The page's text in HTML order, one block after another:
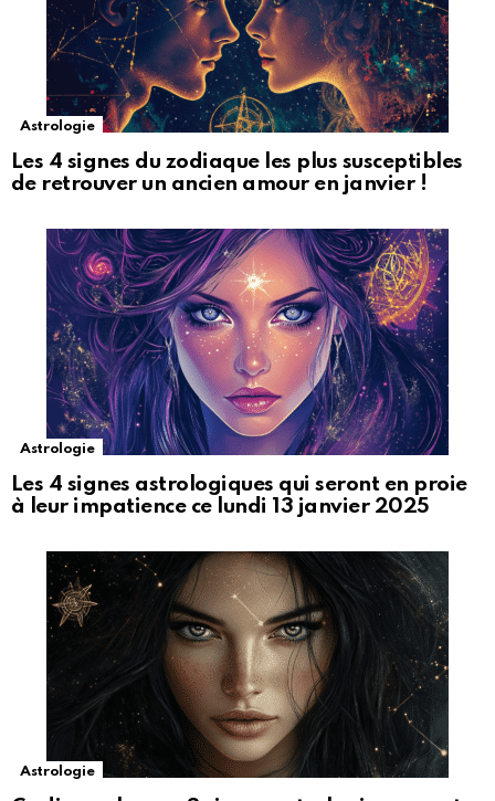
Astrologie
Les 4 signes du zodiaque les plus susceptibles
de retrouver un ancien amour en janvier !
Astrologie
Les 4 signes astrologiques qui seront en proie
à leur impatience ce lundi 13 janvier 2025
Astrologie